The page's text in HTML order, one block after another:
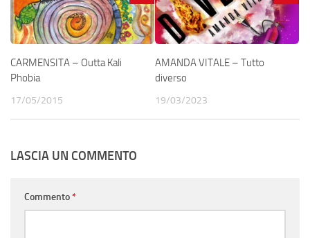
CARMENSITA – Outta Kali
Phobia
17/05/2015
AMANDA VITALE – Tutto
diverso
19/03/2023
LASCIA UN COMMENTO
Commento*